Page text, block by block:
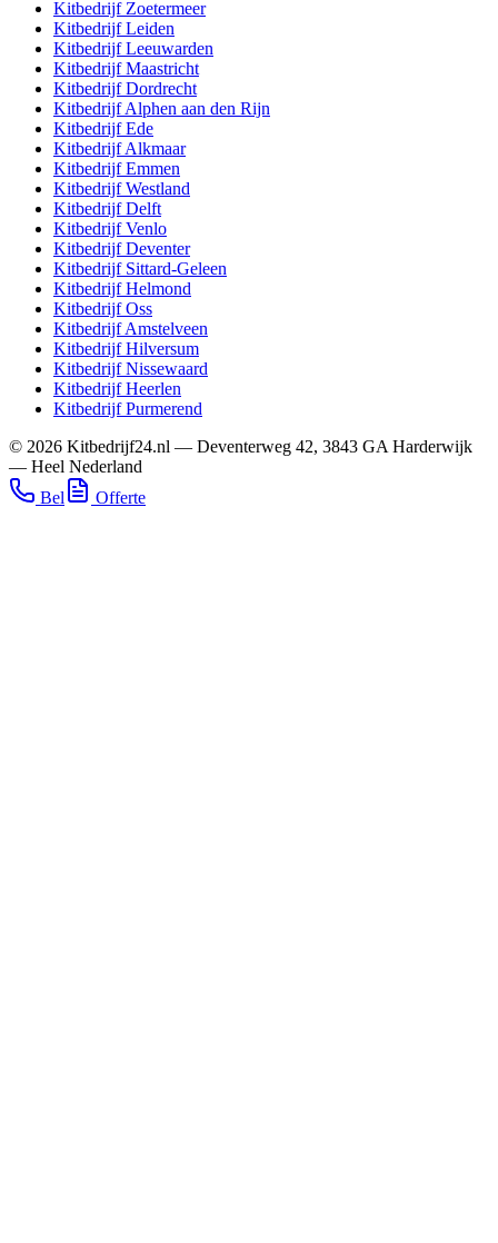
Kitbedrijf Zoetermeer
KitbedrijfLeiden
KitbedrijfLeeuwarden
KitbedrijfMaastricht
KitbedrijfDordrecht
KitbedrijfAlphen aan den Rijn
KitbedrijfEde
KitbedrijfAlkmaar
KitbedrijfEmmen
KitbedrijfWestland
KitbedrijfDelft
KitbedrijfVenlo
KitbedrijfDeventer
Kitbedrijf Sittard-Geleen
KitbedrijfHelmond
KitbedrijfOss
KitbedrijfAmstelveen
KitbedrijfHilversum
KitbedrijfNissewaard
KitbedrijfHeerlen
KitbedrijfPurmerend
© 2026 Kitbedrijf24.nl — Deventerweg 42, 3843 GA Harderwijk
— Heel Nederland
Bel
Offerte